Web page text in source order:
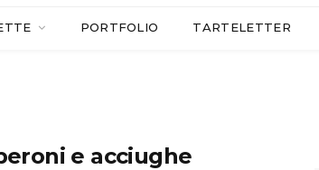
PORTFOLIO TARTELETTER
e acciughe